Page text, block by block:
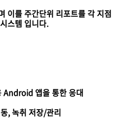
이를 주간단위 리포트를 각 지점
스템 입니다.
Android 앱을 통한 응대
, 녹취 저장/관리